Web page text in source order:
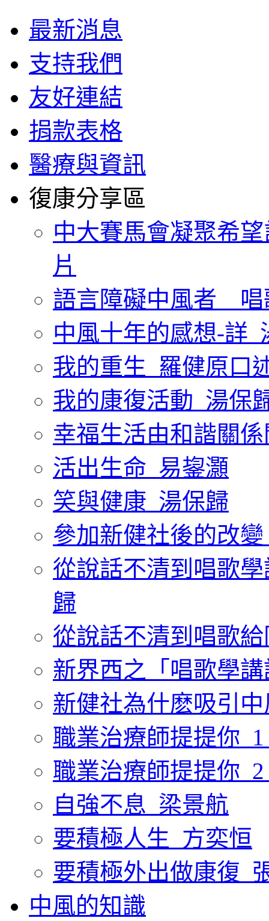
最新消息
支持我們
友好連結
捐款表格
醫療與資訊
復康分享區
中大賽馬會凝聚希
片
語言障礙中風者 唱
中風十年的感想-詳_
我的重生_羅健原口
我的康復活動_湯保
幸福生活由和諧關
活出生命_易鋆灝
笑與健康_湯保歸
參加新健社後的改
從說話不清到唱歌
歸
從說話不清到唱歌
新界西之「唱歌學
新健社為什麽吸引
職業治療師提提你
職業治療師提提你
自強不息_梁景航
要積極人生_方奕恒
要積極外出做康復_
中風的知識